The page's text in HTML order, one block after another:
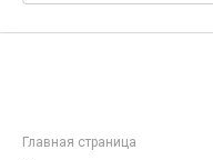
Главная страница